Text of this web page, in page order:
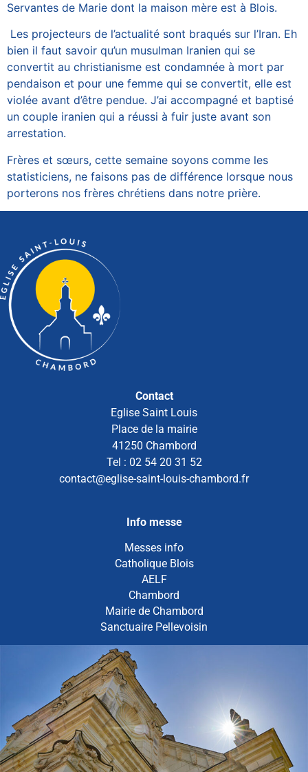
Servantes de Marie dont la maison mère est à Blois.
Les projecteurs de l’actualité sont braqués sur l’Iran. Eh
bien il faut savoir qu’un musulman Iranien qui se
convertit au christianisme est condamnée à mort par
pendaison et pour une femme qui se convertit, elle est
violée avant d’être pendue. J’ai accompagné et baptisé
un couple iranien qui a réussi à fuir juste avant son
arrestation.
Frères et sœurs, cette semaine soyons comme les
statisticiens, ne faisons pas de différence lorsque nous
porterons nos frères chrétiens dans notre prière.
Contact
Eglise Saint Louis
Place de la mairie
41250 Chambord
Tel : 02 54 20 31 52
contact@eglise-saint-louis-chambord.fr
Info messe
Messes info
Catholique Blois
AELF
Chambord
Mairie de Chambord
Sanctuaire Pellevoisin